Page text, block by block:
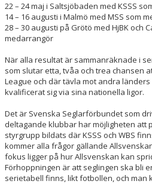
22 – 24 maj i Saltsjöbaden med KSSS
14 – 16 augusti i Malmö med MSS som
28 – 30 augusti på Grötö med HjBK och
medarrangör
När alla resultat är sammanräknade i
som slutar etta, tvåa och trea chansen
League och där tävla mot andra
kvalificerat sig via sina nationella ligor.
Det är Svenska Seglarförbundet som
deltagande klubbar har möjligheten att
styrgrupp bildats där KSSS och WBS
kommer alla frågor gällande
fokus ligger på hur Allsvenskan kan
Förhoppningen är att seglingen ska bli
serietabell finns, likt fotbollen, och man